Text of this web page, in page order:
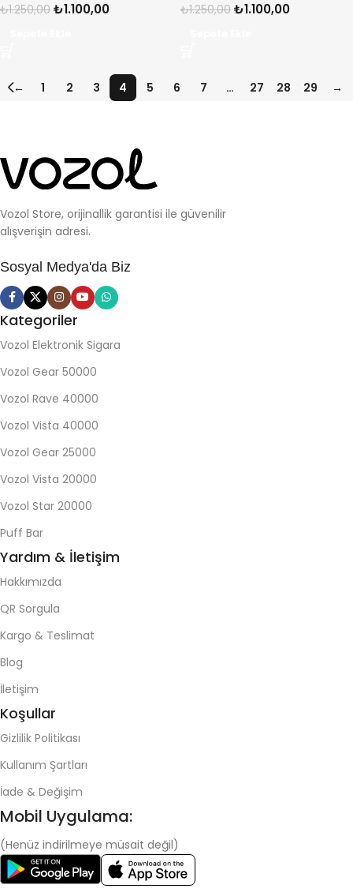
₺1.250,00 ₺1.100,00 ₺1.250,00 ₺1.100,00
← 1 2 3 4 5 6 7 … 27 28 29 →
Vozol Store, orijinallik garantisi ile güvenilir
alışverişin adresi.
Sosyal Medya'da Biz
Kategoriler
Vozol Elektronik Sigara
Vozol Gear 50000
Vozol Rave 40000
Vozol Vista 40000
Vozol Gear 25000
Vozol Vista 20000
Vozol Star 20000
Puff Bar
Yardım & İletişim
Hakkımızda
QR Sorgula
Kargo & Teslimat
Blog
İletişim
Koşullar
Gizlilik Politikası
Kullanım Şartları
İade & Değişim
Mobil Uygulama:
(Henüz indirilmeye müsait değil)